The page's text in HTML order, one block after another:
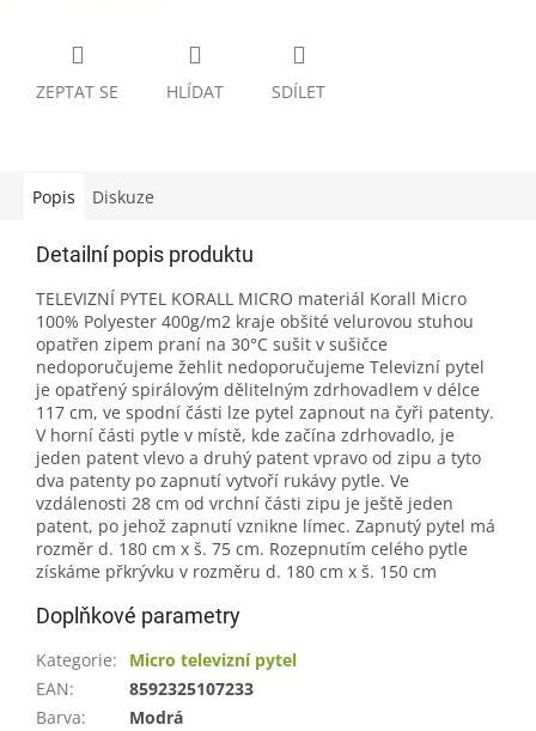
ZEPTAT SE HLÍDAT SDÍLET
Popis Diskuze
Detailní popis produktu
TELEVIZNÍ PYTEL KORALL MICRO materiál Korall Micro
100% Polyester 400g/m2 kraje obšité velurovou stuhou
opatřen zipem praní na 30°C sušit v sušičce
nedoporučujeme žehlit nedoporučujeme Televizní pytel
je opatřený spirálovým dělitelným zdrhovadlem v délce
117 cm, ve spodní části lze pytel zapnout na čyři patenty.
V horní části pytle v místě, kde začína zdrhovadlo, je
jeden patent vlevo a druhý patent vpravo od zipu a tyto
dva patenty po zapnutí vytvoří rukávy pytle. Ve
vzdálenosti 28 cm od vrchní části zipu je ještě jeden
patent, po jehož zapnutí vznikne límec. Zapnutý pytel má
rozměr d. 180 cm x š. 75 cm. Rozepnutím celého pytle
získáme přkrývku v rozměru d. 180 cm x š. 150 cm
Doplňkové parametry
Kategorie:
Micro televizní pytel
EAN:
8592325107233
Barva:
Modrá